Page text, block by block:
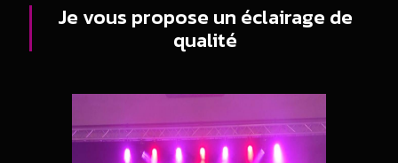
Je vous propose un éclairage de
qualité